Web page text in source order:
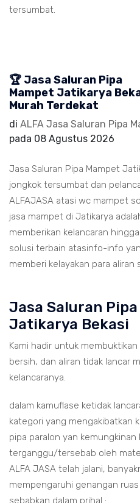
tersumbat.
🏆 Jasa Saluran Pipa
Mampet Jatikarya
Murah Terdekat
di ALFA Jasa Saluran Pipa
pada 08 Agustus 2026
Jasa Saluran Pipa Mampet
jongkok tersumbat dan
ALFAJASA atasi wc mampet
jasa mampet di Jatikarya
memberikan kelancaran
solusi terbain atasinfo-info
memberi kelayakan para aliran
Jasa Saluran
Jatikarya Bekasi
Kami hadir untuk
bersih, dan aliran tidak lancar
kelancaranya.
dalam kamuflase ketidak
kategori yang mengakibatkan
pipa paralon yan kemungkinan
terganggu/tersebab oleh
ALFA JASA telah jalani,
mempengaruhi genangan
sebabkan dalam prihal :